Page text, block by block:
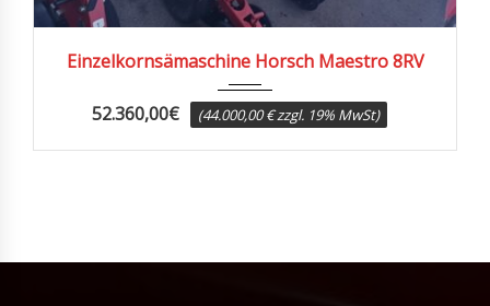
Einzelkornsämaschine Horsch Maestro 8RV
52.360,00€ (44.000,00 € zzgl. 19% MwSt)